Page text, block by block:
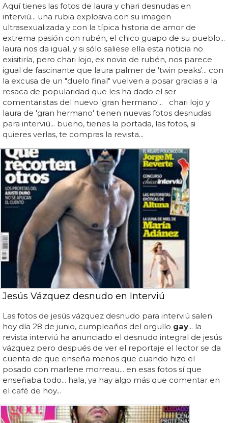
Aquí tienes las fotos de laura y chari desnudas en
interviú... una rubia explosiva con su imagen
ultrasexualizada y con la típica historia de amor de
extrema pasión con rubén, el chico guapo de su pueblo...
laura nos da igual, y si sólo saliese ella esta noticia no
exisitiría, pero chari lojo, ex novia de rubén, nos parece
igual de fascinante que laura palmer de 'twin peaks'... con
la excusa de un "duelo final" vuelven a posar gracias a la
resaca de popularidad que les ha dado el ser
comentaristas del nuevo 'gran hermano'... chari lojo y
laura de 'gran hermano' tienen nuevas fotos desnudas
para interviú... bueno, tienes la portada, las fotos, si
quieres verlas, te compras la revista...
Jesús Vázquez desnudo en Interviú
Las fotos de jesús vázquez desnudo para interviú salen
hoy día 28 de junio, cumpleaños del orgullo gay... la
revista interviú ha anunciado el desnudo integral de jesús
vázquez pero después de ver el reportaje el lector se da
cuenta de que enseña menos que cuando hizo el
posado con marlene morreau... en esas fotos sí que
enseñaba todo... hala, ya hay algo más que comentar en
el café de hoy...